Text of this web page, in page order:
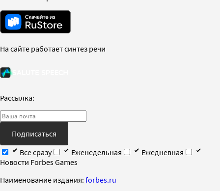
На сайте работает синтез речи
Рассылка:
Подписаться
Все сразу
Еженедельная
Ежедневная
Новости Forbes Games
Наименование издания: forbes.ru